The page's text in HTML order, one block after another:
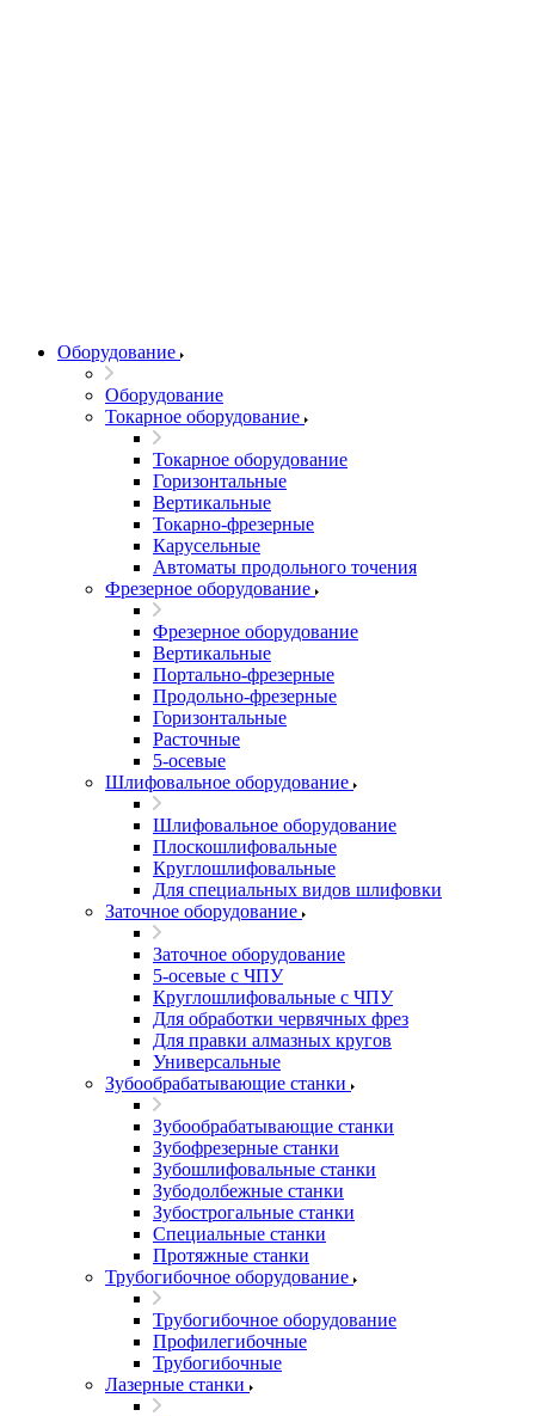
Оборудование
Оборудование
Токарное оборудование
Токарное оборудование
Горизонтальные
Вертикальные
Токарно-фрезерные
Карусельные
Автоматы продольного точения
Фрезерное оборудование
Фрезерное оборудование
Вертикальные
Портально-фрезерные
Продольно-фрезерные
Горизонтальные
Расточные
5-осевые
Шлифовальное оборудование
Шлифовальное оборудование
Плоскошлифовальные
Круглошлифовальные
Для специальных видов шлифовки
Заточное оборудование
Заточное оборудование
5-осевые с ЧПУ
Круглошлифовальные с ЧПУ
Для обработки червячных фрез
Для правки алмазных кругов
Универсальные
Зубообрабатывающие станки
Зубообрабатывающие станки
Зубофрезерные станки
Зубошлифовальные станки
Зубодолбежные станки
Зубострогальные станки
Специальные станки
Протяжные станки
Трубогибочное оборудование
Трубогибочное оборудование
Профилегибочные
Трубогибочные
Лазерные станки